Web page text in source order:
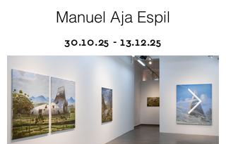
Manuel Aja Espil
30.10.25 - 13.12.25